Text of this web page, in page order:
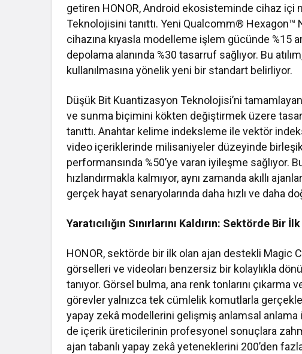
getiren HONOR, Android ekosisteminde cihaz içi
Teknolojisini tanıttı. Yeni Qualcomm® Hexagon™
cihazına kıyasla modelleme işlem gücünde %15
depolama alanında %30 tasarruf sağlıyor. Bu
kullanılmasına yönelik yeni bir standart belirliyor.
Düşük Bit Kuantizasyon Teknolojisi’ni
ve sunma biçimini kökten değiştirmek üzere
tanıttı. Anahtar kelime indeksleme ile vektör
video içeriklerinde milisaniyeler düzeyinde
performansında %50’ye varan iyileşme sağlıyor.
hızlandırmakla kalmıyor, aynı zamanda akıllı
gerçek hayat senaryolarında daha hızlı ve daha
Yaratıcılığın Sınırlarını Kaldırın: Sektörde
HONOR, sektörde bir ilk olan ajan destekli Magic
görselleri ve videoları benzersiz bir kolaylıkla
tanıyor. Görsel bulma, ana renk tonlarını
görevler yalnızca tek cümlelik komutlarla
yapay zekâ modellerini gelişmiş anlamsal anlama
de içerik üreticilerinin profesyonel sonuçlara
ajan tabanlı yapay zekâ yeteneklerini 200’den